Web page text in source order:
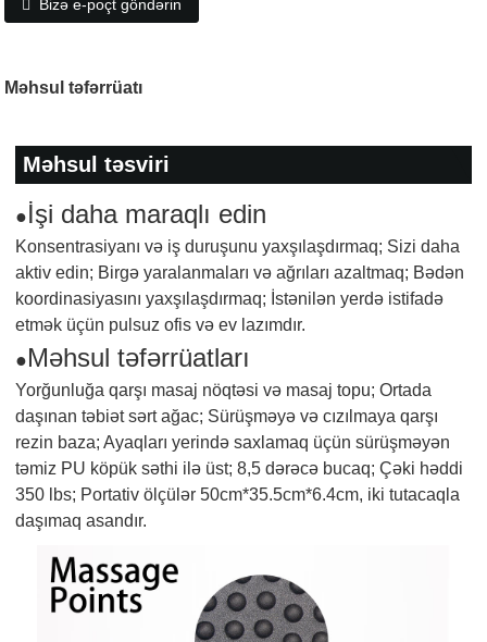
Bizə e-poçt göndərin
Məhsul təfərrüatı
Məhsul təsviri
●İşi daha maraqlı edin
Konsentrasiyanı və iş duruşunu yaxşılaşdırmaq; Sizi daha
aktiv edin; Birgə yaralanmaları və ağrıları azaltmaq; Bədən
koordinasiyasını yaxşılaşdırmaq; İstənilən yerdə istifadə
etmək üçün pulsuz ofis və ev lazımdır.
●Məhsul təfərrüatları
Yorğunluğa qarşı masaj nöqtəsi və masaj topu; Ortada
daşınan təbiət sərt ağac; Sürüşməyə və cızılmaya qarşı
rezin baza; Ayaqları yerində saxlamaq üçün sürüşməyən
təmiz PU köpük səthi ilə üst; 8,5 dərəcə bucaq; Çəki həddi
350 lbs; Portativ ölçülər 50cm*35.5cm*6.4cm, iki tutacaqla
daşımaq asandır.